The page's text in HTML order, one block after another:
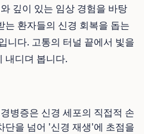
깊이 있는 임상 경험을 바탕
는 환자들의 신경 회복을 돕는
니다. 고통의 터널 끝에서 빛을
내디뎌 봅니다.
병증은 신경 세포의 직접적 손
단을 넘어 '신경 재생'에 초점을